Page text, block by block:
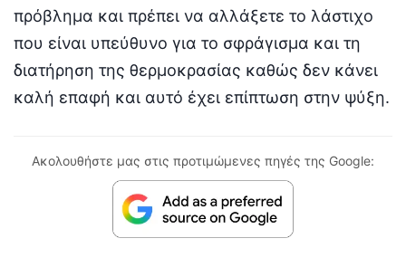
πρόβλημα και πρέπει να αλλάξετε το λάστιχο
που είναι υπεύθυνο για το σφράγισμα και τη
διατήρηση της θερμοκρασίας καθώς δεν κάνει
καλή επαφή και αυτό έχει επίπτωση στην ψύξη.
Ακολουθήστε μας στις προτιμώμενες πηγές της Google: